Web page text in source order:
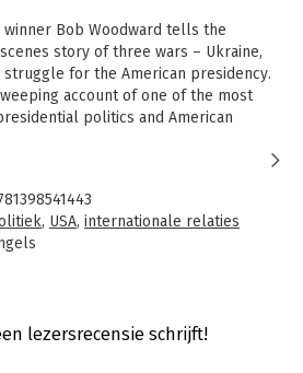
Bob Woodward tells the
story of three wars – Ukraine,
for the American presidency.
account of one of the most
politics and American
Russian president Vladimir Putin,
conducting a shadow presidency
shows President Biden’s
World War II, and his tortured path to
, USA, internationale relaties
lezersrecensie schrijft!